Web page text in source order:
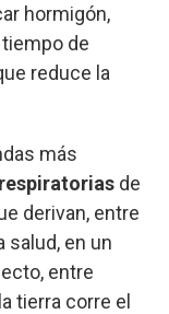
hormigón,
de
reduce la
más
de
derivan, entre
salud, en un
entre
tierra corre el